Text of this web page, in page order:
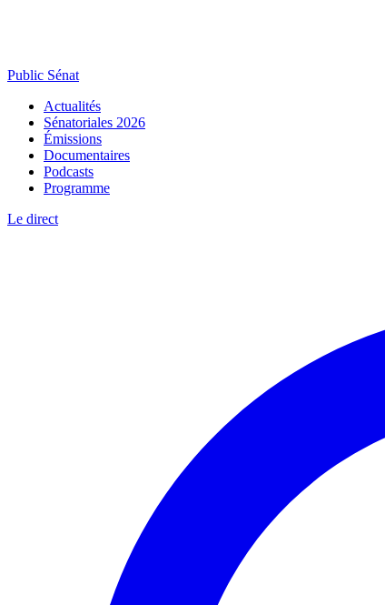
Public Sénat
Actualités
Sénatoriales 2026
Émissions
Documentaires
Podcasts
Programme
Le direct